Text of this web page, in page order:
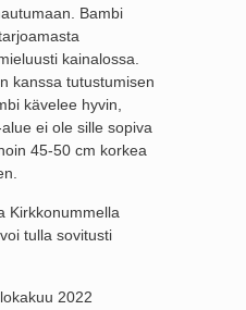
Bambi
kainalossa.
kanssa tutustumisen
kävelee hyvin,
ei ole sille sopiva
45-50 cm korkea
Kirkkonummella
tulla sovitusti
2022